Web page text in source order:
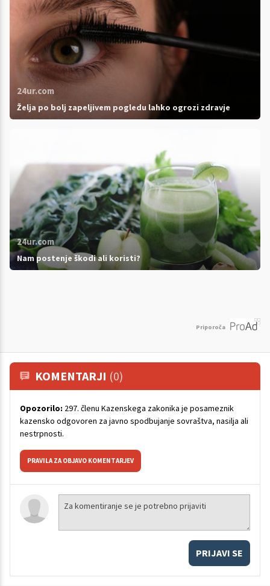
24ur.com
Želja po bolj zapeljivem pogledu lahko ogrozi zdravje
24ur.com
Nam postenje škodi ali koristi?
Priporoča
KOMENTARJI (0)
Opozorilo: 297. členu Kazenskega zakonika je posameznik
kazensko odgovoren za javno spodbujanje sovraštva, nasilja ali
nestrpnosti.
PRAVILA ZA OBJAVO KOMENTARJEV
PRIJAVI SE